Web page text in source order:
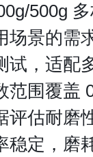
500g
场景的需
试，适配
范围覆盖
评估耐磨
稳定，磨